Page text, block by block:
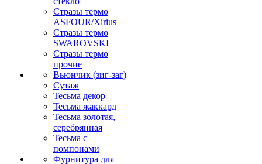
Стразы термо
ASFOUR/Xirius
Стразы термо
SWAROVSKI
Стразы термо
прочие
Вьюнчик (зиг-заг)
Сутаж
Тесьма декор
Тесьма жаккард
Тесьма золотая,
серебрянная
Тесьма с
помпонами
Фурнитура для